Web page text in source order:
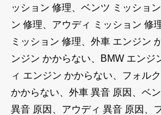
ッション 修理、ベンツ ミッショ
ン 修理、アウディ ミッション 修
ミッション 修理、外車 エンジン
ンジン かからない、BMW エンジ
ィ エンジン かからない、フォル
かからない、外車 異音 原因、ベ
異音 原因、アウディ 異音 原因、